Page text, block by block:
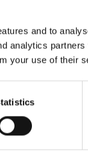
and to
analytics
your use of their
la actual
de tracción
la punta
Original